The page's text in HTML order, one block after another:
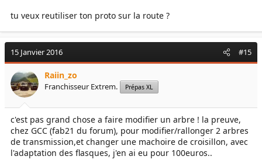
tu veux reutiliser ton proto sur la route ?
15 Janvier 2016 #15
Raiin_zo
Franchisseur Extrem. Prépas XL
c'est pas grand chose a faire modifier un arbre ! la preuve,
chez GCC (fab21 du forum), pour modifier/rallonger 2 arbres
de transmission,et changer une machoire de croisillon, avec
l'adaptation des flasques, j'en ai eu pour 100euros..